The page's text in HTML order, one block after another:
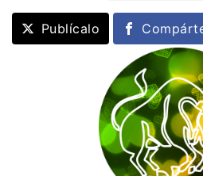
Publícalo